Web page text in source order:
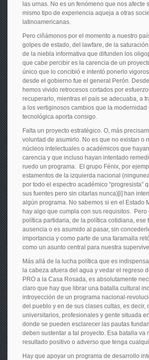
las urnas. No es un fenómeno que nos afecte
mismo tipo de experiencia aqueja a otras
latinoamericanas.
Pero ciñámonos por el momento a nuestro
golpes de estado, del lawfare, de la
de la niebla informativa que difunden los
que cabe percibir es la carencia de un
único que lo concibió e intentó ponerlo
desde el gobierno fue el general Perón.
hemos vivido retrocesos cortados por
recuperarlo, mientras el país se adecuaba, a
a los vertiginosos cambios que la modernidad
tecnológica aporta consigo.
Falta un proyecto estratégico. O, más
voluntad de asumirlo. No es que no existan o
núcleos intelectuales o académicos que
carencia y que incluso hayan intentado
ruedo un programa. El grupo Fénix, por
estamentos de la izquierda nacional
por todo el espectro académico “progresista”
sus fuentes pero sin citarlas nunca)[i] han
algún programa. No sabemos si en el Estado
hay algo que cumpla con sus requisitos. Pero
política partidaria, de la política cotidiana, ese
ausencia o es asumido al pasar, sin
importancia y como parte de una faramalla
como un asunto central para nuestra
Más allá de la lucha política que es
la cabeza afuera del agua y vedar el regreso
PRO a la Casa Rosada, es absolutamente
claro que hay que librar una batalla cultural
introyección de un programa nacional-
del pueblo y en de sus clases cultas, es decir,
universitarios, profesionales y gente situada
donde se pueden esclarecer las pautas
deben sustentar a tal proyecto. Esa batalla va
resultado positivo o adverso que tenga
Hay que apoyar un programa de desarrollo